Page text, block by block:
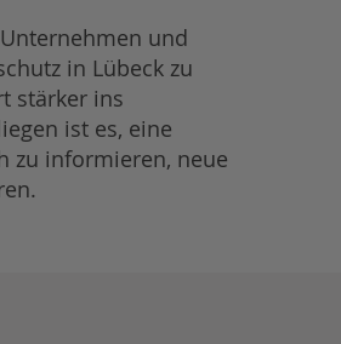
und
in Lübeck zu
stärker ins
ist es, eine
zu informieren, neue